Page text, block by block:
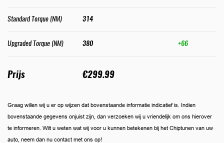
Standard Torque (NM) 314
Upgraded Torque (NM) 380 +66
Prijs €299.99
Graag willen wij u er op wijzen dat bovenstaande informatie indicatief is. Indien
bovenstaande gegevens onjuist zijn, dan verzoeken wij u vriendelijk om ons hierover
te informeren. Wilt u weten wat wij voor u kunnen betekenen bij het Chiptunen van uw
auto, neem dan nu contact met ons op!